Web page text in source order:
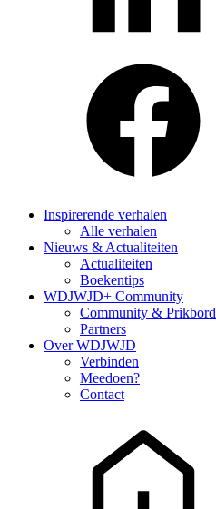
Inspirerende verhalen
Alle verhalen
Nieuws & Actualiteiten
Actualiteiten
Boekentips
WDJWJD+ Community
Community & Prikbord
Partners
Over WDJWJD
Verbinden
Meedoen?
Contact